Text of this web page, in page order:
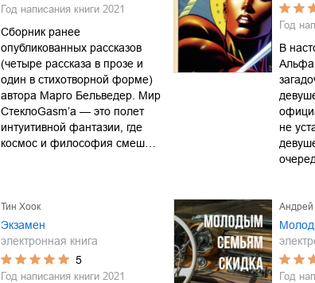
Год написания книги 2021
Сборник ранее
опубликованных рассказов
(четыре рассказа в прозе и
один в стихотворной форме)
автора Марго Бельведер. Мир
СтеклоGasm’а — это полет
интуитивной фантазии, где
космос и философия смеш…
Год
В
Альфа
не
Тин Хоок
Экзамен
электронная книга
5
Год написания книги 2021 Год